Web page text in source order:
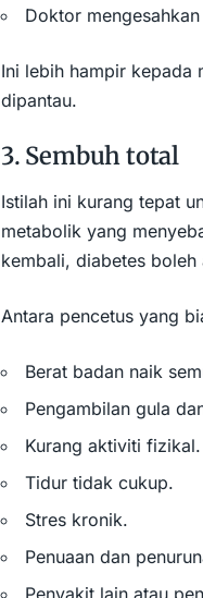
Doktor
Ini lebih hampir kepada
dipantau.
3. Sembuh total
Istilah ini kurang tepat
metabolik yang
kembali, diabetes boleh
Antara pencetus yang
Berat badan naik
Pengambilan gula
Kurang aktiviti fizikal.
Tidur tidak cukup.
Stres kronik.
Penuaan dan
Penyakit lain atau